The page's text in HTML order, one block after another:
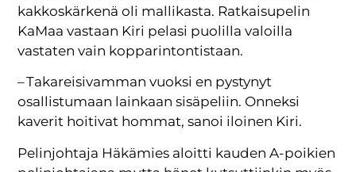
kakkoskärkenä oli mallikasta. Ratkaisupelin
KaMaa vastaan Kiri pelasi puolilla valoilla
vastaten vain kopparintontistaan.
– Takareisivamman vuoksi en pystynyt
osallistumaan lainkaan sisäpeliin. Onneksi
kaverit hoitivat hommat, sanoi iloinen Kiri.
Pelinjohtaja Häkämies aloitti kauden A-poikien